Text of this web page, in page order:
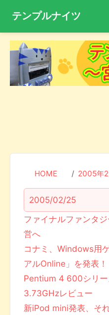
テンプルナイツ
HOME 2005年
2005/02/25
ファイナルファンタ
営へ
コナミ、Windows用
アルOnline」を発表！
Pentium 4 600シリ
3.73GHzレビュー
新iPod mini発表、そ